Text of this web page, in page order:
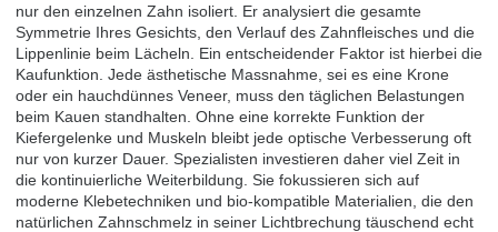
nur den einzelnen Zahn isoliert. Er analysiert die gesamte
Symmetrie Ihres Gesichts, den Verlauf des Zahnfleisches und die
Lippenlinie beim Lächeln. Ein entscheidender Faktor ist hierbei die
Kaufunktion. Jede ästhetische Massnahme, sei es eine Krone
oder ein hauchdünnes Veneer, muss den täglichen Belastungen
beim Kauen standhalten. Ohne eine korrekte Funktion der
Kiefergelenke und Muskeln bleibt jede optische Verbesserung oft
nur von kurzer Dauer. Spezialisten investieren daher viel Zeit in
die kontinuierliche Weiterbildung. Sie fokussieren sich auf
moderne Klebetechniken und bio-kompatible Materialien, die den
natürlichen Zahnschmelz in seiner Lichtbrechung täuschend echt